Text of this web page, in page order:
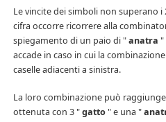
Le vincite dei simboli non superano
cifra occorre ricorrere alla
spiegamento di un paio di "anatra "
accade in caso in cui la
caselle adiacenti a sinistra.
La loro combinazione può
ottenuta con 3 "gatto" e una "